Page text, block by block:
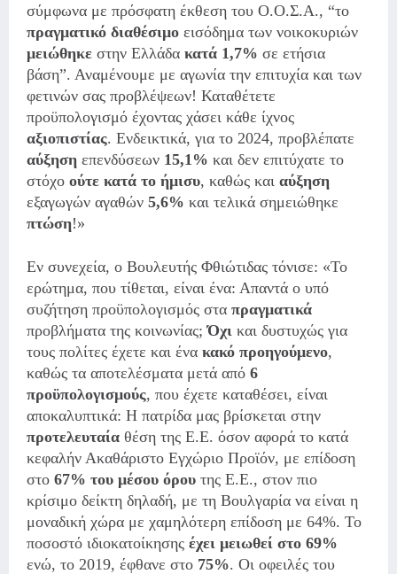
σύμφωνα με πρόσφατη έκθεση του Ο.Ο.Σ.Α., “το
πραγματικό διαθέσιμο εισόδημα των νοικοκυριών
μειώθηκε στην Ελλάδα κατά 1,7% σε ετήσια
βάση”. Αναμένουμε με αγωνία την επιτυχία και των
φετινών σας προβλέψεων! Καταθέτετε
προϋπολογισμό έχοντας χάσει κάθε ίχνος
αξιοπιστίας. Ενδεικτικά, για το 2024, προβλέπατε
αύξηση επενδύσεων 15,1% και δεν επιτύχατε το
στόχο ούτε κατά το ήμισυ, καθώς και αύξηση
εξαγωγών αγαθών 5,6% και τελικά σημειώθηκε
πτώση!»
Εν συνεχεία, ο Βουλευτής Φθιώτιδας τόνισε: «Το
ερώτημα, που τίθεται, είναι ένα: Απαντά ο υπό
συζήτηση προϋπολογισμός στα πραγματικά
προβλήματα της κοινωνίας;Όχι και δυστυχώς για
τους πολίτες έχετε και ένα κακό προηγούμενο,
καθώς τα αποτελέσματα μετά από 6
προϋπολογισμούς, που έχετε καταθέσει, είναι
αποκαλυπτικά: Η πατρίδα μας βρίσκεται στην
προτελευταία θέση της Ε.Ε. όσον αφορά το κατά
κεφαλήν Ακαθάριστο Εγχώριο Προϊόν, με επίδοση
στο 67% του μέσου όρου της Ε.Ε., στον πιο
κρίσιμο δείκτη δηλαδή, με τη Βουλγαρία να είναι η
μοναδική χώρα με χαμηλότερη επίδοση με 64%. Το
ποσοστό ιδιοκατοίκησης έχει μειωθεί στο 69%
ενώ, το 2019, έφθανε στο 75%. Οι οφειλές του